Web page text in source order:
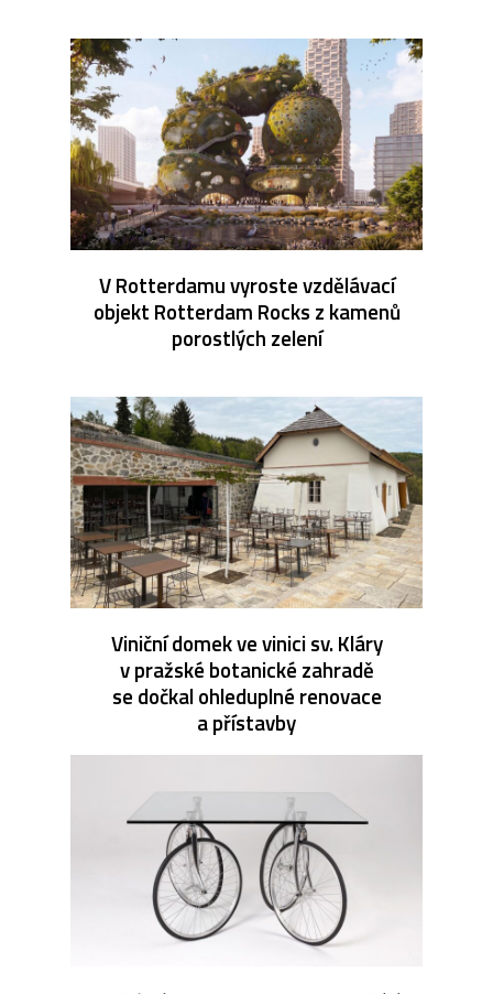
V Rotterdamu vyroste vzdělávací
objekt Rotterdam Rocks z kamenů
porostlých zelení
Viniční domek ve vinici sv. Kláry
v pražské botanické zahradě
se dočkal ohleduplné renovace
a přístavby